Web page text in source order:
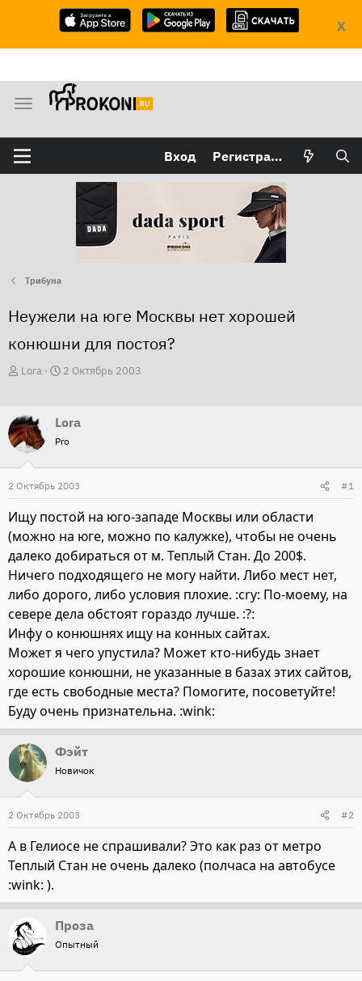
X
М
н
ю
Вход Регистрация
Трибуна
Неужели на юге Москвы нет хорошей
конюшни для постоя?
А
о
р
т
е
ы
Lora
Д
а
н
а
ч
л
а
2 Октябрь 2003
Lora
Pro
2 Октябрь 2003 #1
Ищу постой на юго-западе Москвы или области
(можно на юге, можно по калужке), чтобы не очень
далеко добираться от м. Теплый Стан. До 200$.
Ничего подходящего не могу найти. Либо мест нет,
либо дорого, либо условия плохие. :cry: По-моему, на
севере дела обстоят гораздо лучше. :?:
Инфу о конюшнях ищу на конных сайтах.
Может я чего упустила? Может кто-нибудь знает
хорошие конюшни, не указанные в базах этих сайтов,
где есть свободные места? Помогите, посоветуйте!
Буду очень признательна. :wink:
Фэйт
Новичок
2 Октябрь 2003 #2
А в Гелиосе не спрашивали? Это как раз от метро
Теплый Стан не очень далеко (полчаса на автобусе
:wink: ).
Проза
Опытный